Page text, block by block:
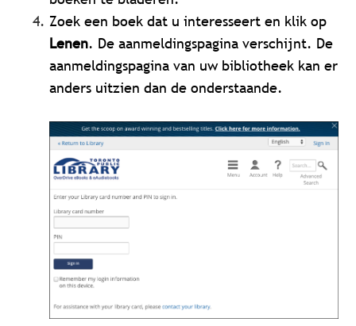
Zoek een boek dat u interesseert en klik op
Lenen. De aanmeldingspagina verschijnt. De
aanmeldingspagina van uw bibliotheek kan er
anders uitzien dan de onderstaande.